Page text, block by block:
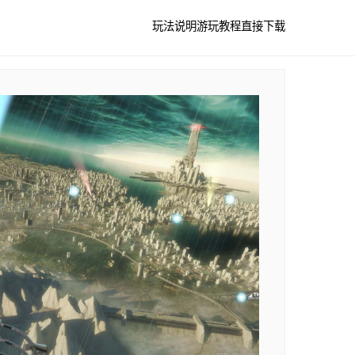
玩法说明游玩教程直接下载